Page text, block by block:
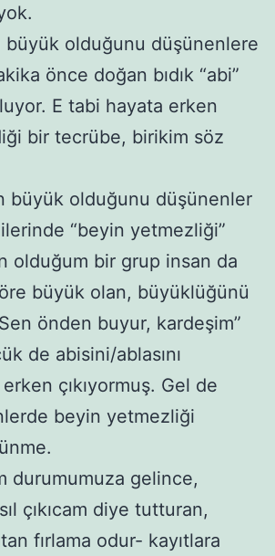
büyük olduğunu düşünenlere
önce doğan bıdık “abi”
E tabi hayata erken
bir tecrübe, birikim söz
büyük olduğunu düşünenler
“beyin yetmezliği”
olduğum bir grup insan da
büyük olan, büyüklüğünü
önden buyur, kardeşim”
de abisini/ablasını
çıkıyormuş. Gel de
beyin yetmezliği
durumumuza gelince,
çıkıcam diye tutturan,
fırlama odur- kayıtlara